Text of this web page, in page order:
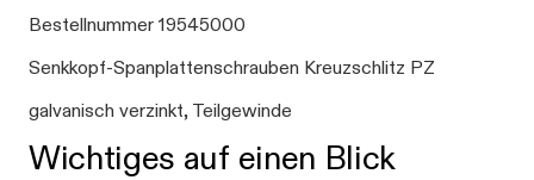
Bestellnummer 19545000
Senkkopf-Spanplattenschrauben Kreuzschlitz PZ
galvanisch verzinkt, Teilgewinde
Wichtiges auf einen Blick